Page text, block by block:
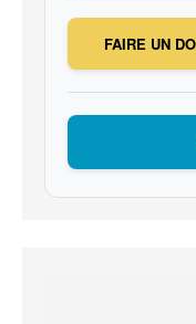
FAIRE UN